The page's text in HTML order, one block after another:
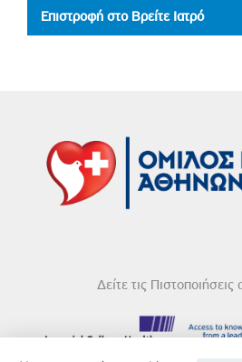
Επιστροφή στο Βρείτε Ιατρό
Δείτε τις Πιστοποιήσεις